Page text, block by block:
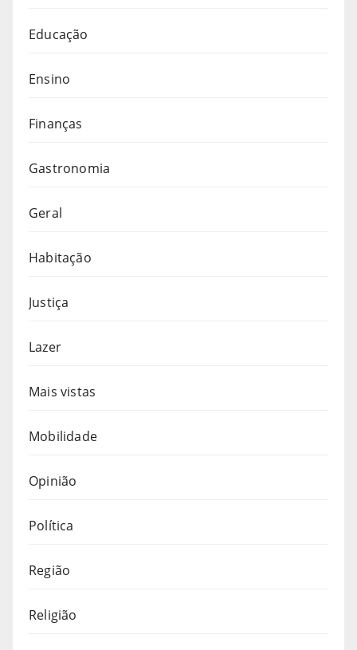
Educação
Ensino
Finanças
Gastronomia
Geral
Habitação
Justiça
Lazer
Mais vistas
Mobilidade
Opinião
Política
Região
Religião